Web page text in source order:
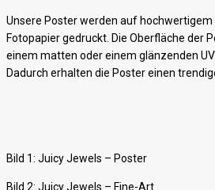
Unsere Poster werden auf
Fotopapier gedruckt. Die Oberfläche der
einem matten oder einem glänzenden
Dadurch erhalten die Poster einen
Bild 1: Juicy Jewels – Poster
Bild 2: Juicy Jewels – Fine-Art